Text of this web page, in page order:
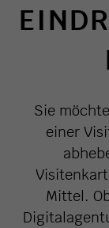
Sie
einer
Mittel.